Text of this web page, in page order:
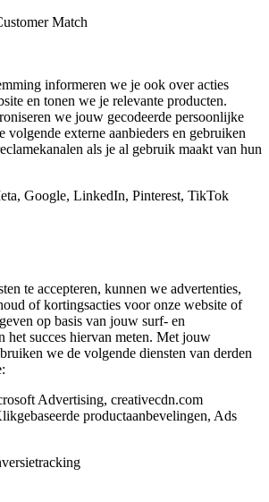
Match
informeren we je ook over acties
en tonen we je relevante producten.
we jouw gecodeerde persoonlijke
volgende externe aanbieders en gebruiken
als je al gebruik maakt van hun
Google, LinkedIn, Pinterest, TikTok
te accepteren, kunnen we advertenties,
of kortingsacties voor onze website of
op basis van jouw surf- en
het succes hiervan meten. Met jouw
we de volgende diensten van derden
Advertising, creativecdn.com
productaanbevelingen, Ads